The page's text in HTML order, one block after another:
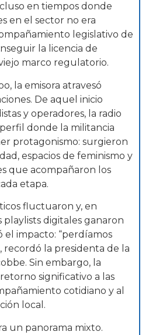
en tiempos donde
en el sector no era
legislativo de
la licencia de
marco regulatorio.
la emisora atravesó
De aquel inicio
y operadores, la radio
donde la militancia
protagonismo: surgieron
espacios de feminismo y
que acompañaron los
etapa.
fluctuaron y, en
digitales ganaron
el impacto: “perdíamos
recordó la presidenta de la
Sin embargo, la
significativo a las
cotidiano y al
local.
un panorama mixto.